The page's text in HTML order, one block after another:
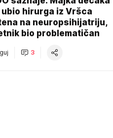
ubio hirurga iz Vršca
na neuropsihijatriju,
bio problematičan
3